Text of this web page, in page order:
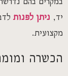
יד, ניתן לפנות
מקצועית.
הכשרה